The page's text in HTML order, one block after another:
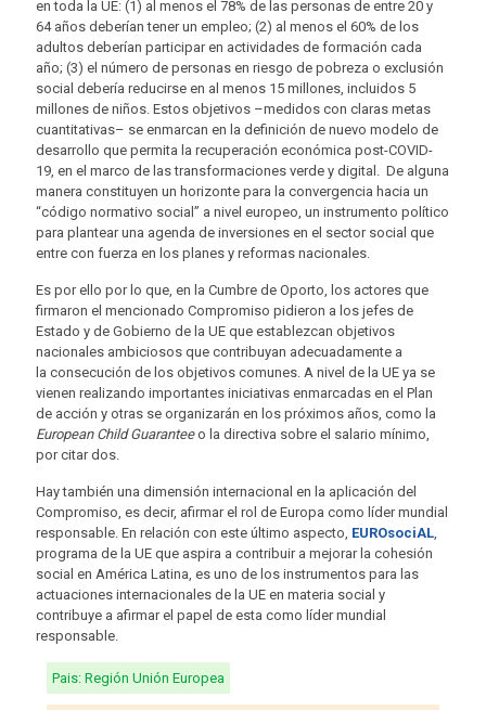
en toda la UE: (1) al menos el 78% de las personas de entre 20 y
64 años deberían tener un empleo; (2) al menos el 60% de los
adultos deberían participar en actividades de formación cada
año; (3) el número de personas en riesgo de pobreza o exclusión
social debería reducirse en al menos 15 millones, incluidos 5
millones de niños. Estos objetivos –medidos con claras metas
cuantitativas– se enmarcan en la definición de nuevo modelo de
desarrollo que permita la recuperación económica post-COVID-
19, en el marco de las transformaciones verde y digital. De alguna
manera constituyen un horizonte para la convergencia hacia un
“código normativo social” a nivel europeo, un instrumento político
para plantear una agenda de inversiones en el sector social que
entre con fuerza en los planes y reformas nacionales.
Es por ello por lo que, en la Cumbre de Oporto, los actores que
firmaron el mencionado Compromiso pidieron a los jefes de
Estado y de Gobierno de la UE que establezcan objetivos
nacionales ambiciosos que contribuyan adecuadamente a
la consecución de los objetivos comunes. A nivel de la UE ya se
vienen realizando importantes iniciativas enmarcadas en el Plan
de acción y otras se organizarán en los próximos años, como la
European Child Guaranteeo la directiva sobre el salario mínimo,
por citar dos.
Hay también una dimensión internacional en la aplicación del
Compromiso, es decir, afirmar el rol de Europa como líder mundial
responsable. En relación con este último aspecto, EUROsociAL,
programa de la UE que aspira a contribuir a mejorar la cohesión
social en América Latina, es uno de los instrumentos para las
actuaciones internacionales de la UE en materia social y
contribuye a afirmar el papel de esta como líder mundial
responsable.
Pais: Región Unión Europea